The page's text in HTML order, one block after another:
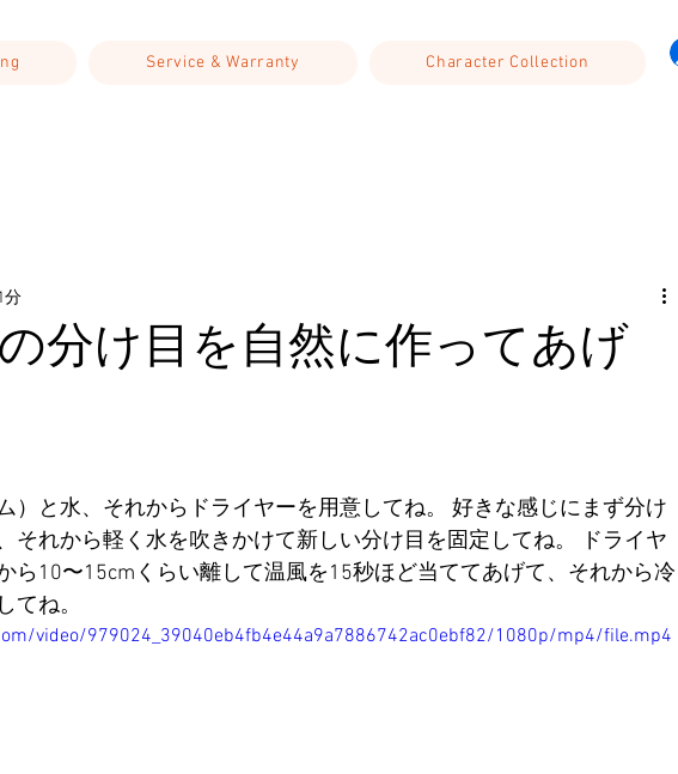
Service & Warranty Character Collection
分け目を自然に作ってあげ
分
）と水、それからドライヤーを用意してね。 好きな感じにまず分け
それから軽く水を吹きかけて新しい分け目を固定してね。 ドライヤ
ら10〜15cmくらい離して温風を15秒ほど当ててあげて、それから冷
てね。
video/979024_39040eb4fb4e44a9a7886742ac0ebf82/1080p/mp4/file.mp4